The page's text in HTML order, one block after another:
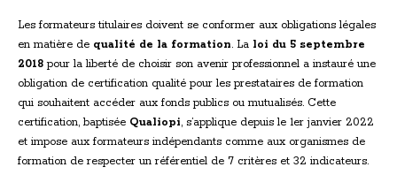
Les formateurs titulaires doivent se conformer aux obligations légales
en matière de qualité de la formation. La loi du 5 septembre
2018 pour la liberté de choisir son avenir professionnel a instauré une
obligation de certification qualité pour les prestataires de formation
qui souhaitent accéder aux fonds publics ou mutualisés. Cette
certification, baptisée Qualiopi, s’applique depuis le 1er janvier 2022
et impose aux formateurs indépendants comme aux organismes de
formation de respecter un référentiel de 7 critères et 32 indicateurs.